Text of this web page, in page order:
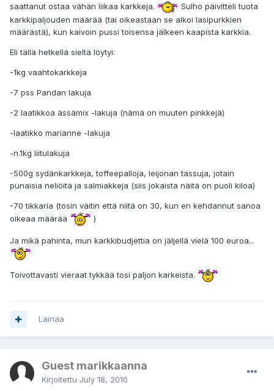
saattanut ostaa vähän liikaa karkkeja.
Sulho päivitteli tuota
karkkipaljouden määrää (tai oikeastaan se alkoi lasipurkkien
määrästä), kun kaivoin pussi toisensa jälkeen kaapista karkkia.
Eli tällä hetkellä sieltä löytyi:
-1kg vaahtokarkkeja
-7 pss Pandan lakuja
-2 laatikkoa ässämix -lakuja (nämä on muuten pinkkejä)
-laatikko marianne -lakuja
-n.1kg liitulakuja
-500g sydänkarkkeja, toffeepalloja, leijonan tassuja, jotain
punaisia neliöitä ja salmiakkeja (siis jokaista näitä on puoli kiloa)
-70 tikkaria (tosin väitin että niitä on 30, kun en kehdannut sanoa
oikeaa määrää
)
Ja mikä pahinta, mun karkkibudjettia on jäljellä vielä 100 euroa...
Toivottavasti vieraat tykkää tosi paljon karkeista.
Lainaa
Guest marikkaanna
Kirjoitettu July 18, 2010